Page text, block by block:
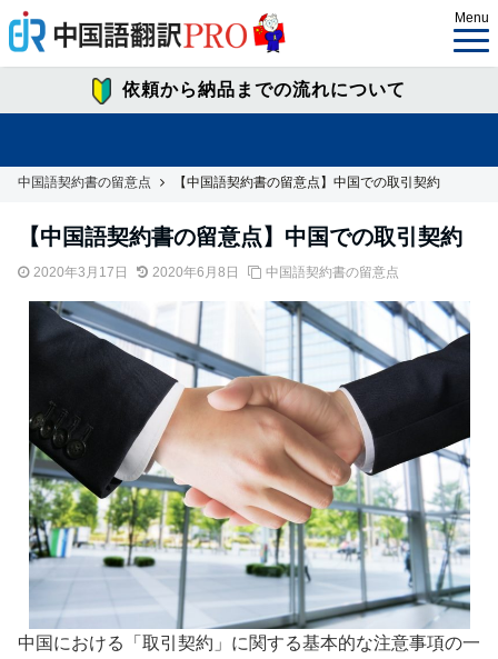
Menu
依頼から納品までの流れについて
中国語契約書の留意点 【中国語契約書の留意点】中国での取引契約
【中国語契約書の留意点】中国での取引契約
2020年3月17日 2020年6月8日 中国語契約書の留意点
中国における「取引契約」に関する基本的な注意事項の一